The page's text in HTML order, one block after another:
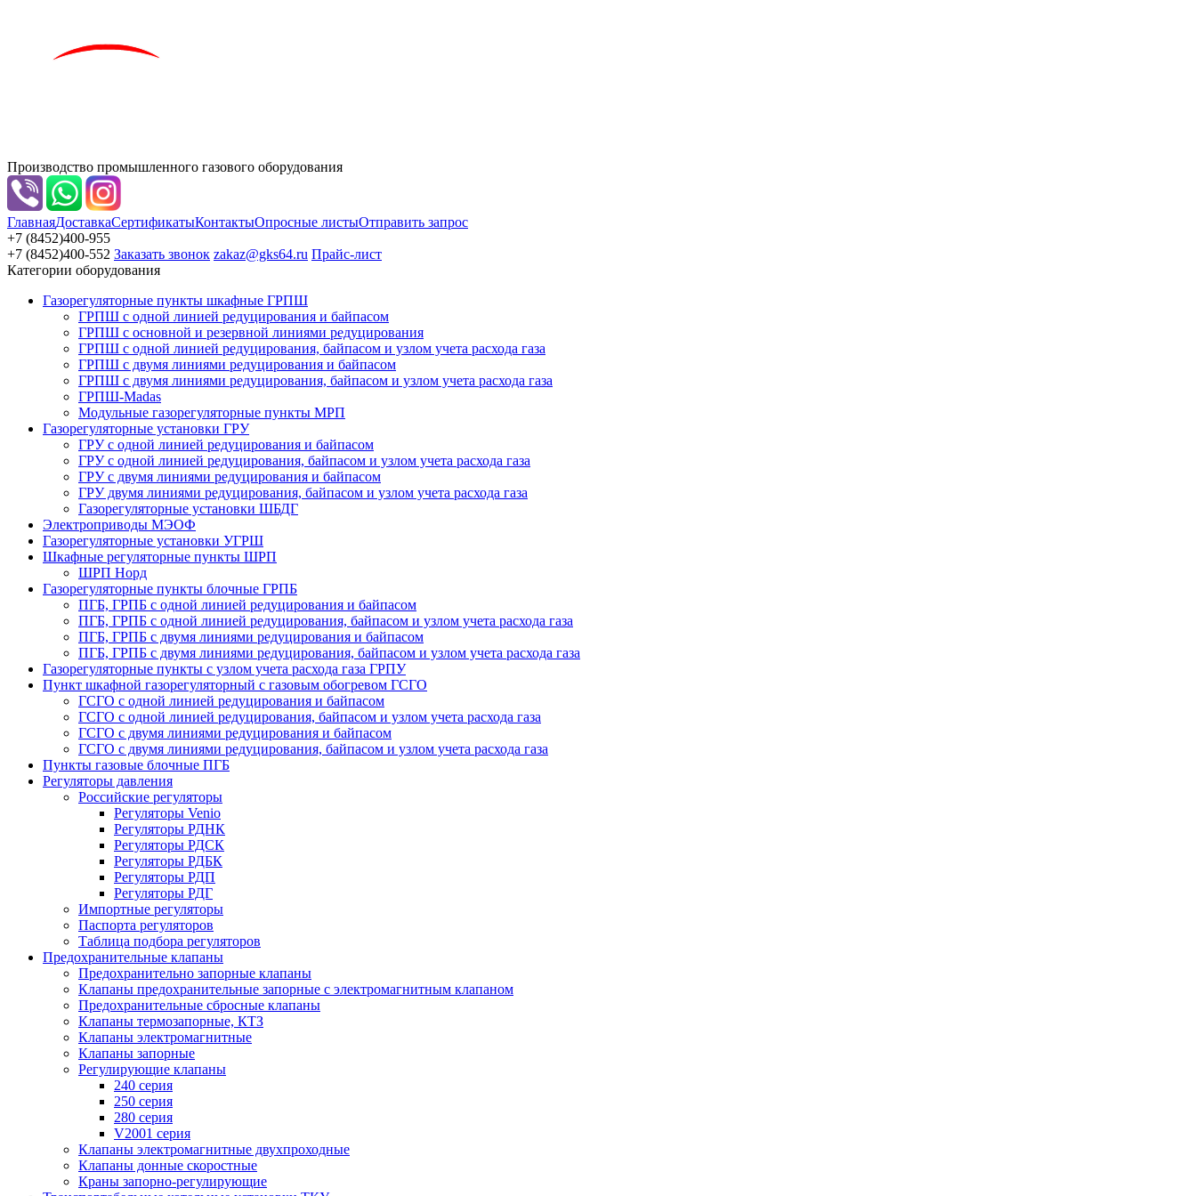
Производство промышленного газового оборудования
ГлавнаяДоставкаСертификатыКонтактыОпросные листыОтправить запрос
+7 (8452)400-955
+7 (8452)400-552 Заказать звонок zakaz@gks64.ru Прайс-лист
Категории оборудования
Газорегуляторные пункты шкафные ГРПШ
ГРПШ с одной линией редуцирования и байпасом
ГРПШ с основной и резервной линиями редуцирования
ГРПШ с одной линией редуцирования, байпасом и узлом учета расхода газа
ГРПШ с двумя линиями редуцирования и байпасом
ГРПШ с двумя линиями редуцирования, байпасом и узлом учета расхода газа
ГРПШ-Madas
Модульные газорегуляторные пункты МРП
Газорегуляторные установки ГРУ
ГРУ с одной линией редуцирования и байпасом
ГРУ с одной линией редуцирования, байпасом и узлом учета расхода газа
ГРУ с двумя линиями редуцирования и байпасом
ГРУ двумя линиями редуцирования, байпасом и узлом учета расхода газа
Газорегуляторные установки ШБДГ
Электроприводы МЭОФ
Газорегуляторные установки УГРШ
Шкафные регуляторные пункты ШРП
ШРП Норд
Газорегуляторные пункты блочные ГРПБ
ПГБ, ГРПБ с одной линией редуцирования и байпасом
ПГБ, ГРПБ с одной линией редуцирования, байпасом и узлом учета расхода газа
ПГБ, ГРПБ с двумя линиями редуцирования и байпасом
ПГБ, ГРПБ с двумя линиями редуцирования, байпасом и узлом учета расхода газа
Газорегуляторные пункты с узлом учета расхода газа ГРПУ
Пункт шкафной газорегуляторный с газовым обогревом ГСГО
ГСГО с одной линией редуцирования и байпасом
ГСГО c одной линией редуцирования, байпасом и узлом учета расхода газа
ГСГО с двумя линиями редуцирования и байпасом
ГСГО с двумя линиями редуцирования, байпасом и узлом учета расхода газа
Пункты газовые блочные ПГБ
Регуляторы давления
Российские регуляторы
Регуляторы Venio
Регуляторы РДНК
Регуляторы РДСК
Регуляторы РДБК
Регуляторы РДП
Регуляторы РДГ
Импортные регуляторы
Паспорта регуляторов
Таблица подбора регуляторов
Предохранительные клапаны
Предохранительно запорные клапаны
Клапаны предохранительные запорные с электромагнитным клапаном
Предохранительные сбросные клапаны
Клапаны термозапорные, КТЗ
Клапаны электромагнитные
Клапаны запорные
Регулирующие клапаны
240 серия
250 серия
280 серия
V2001 серия
Клапаны электромагнитные двухпроходные
Клапаны донные скоростные
Краны запорно-регулирующие